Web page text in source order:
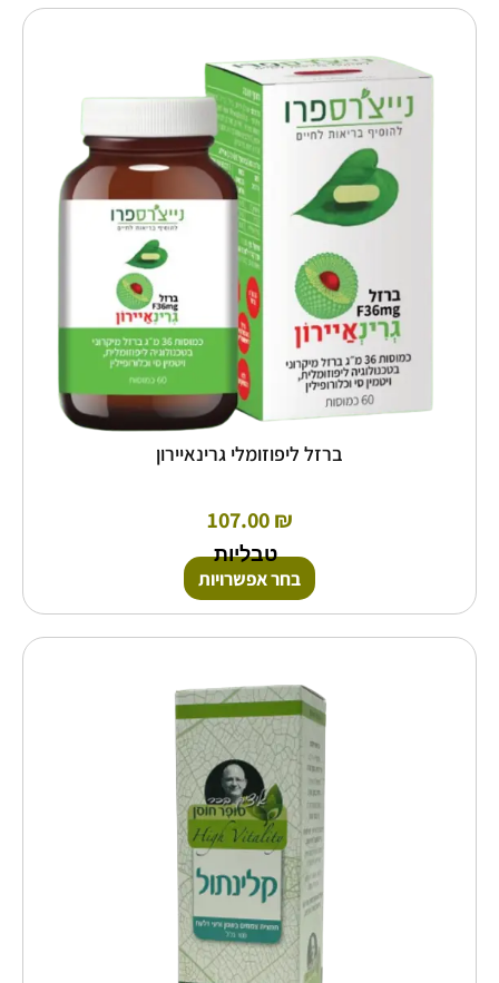
ברזל ליפוזומלי גרינאיירון
107.00₪
טבליות
בחר אפשרויות
יש
מספר
סוגים.
ניתן
לבחור
את
האפשרויות
בעמוד
המוצר
יש
מספר
סוגים.
ניתן
לבחור
את
האפשרויות
בעמוד
המוצר